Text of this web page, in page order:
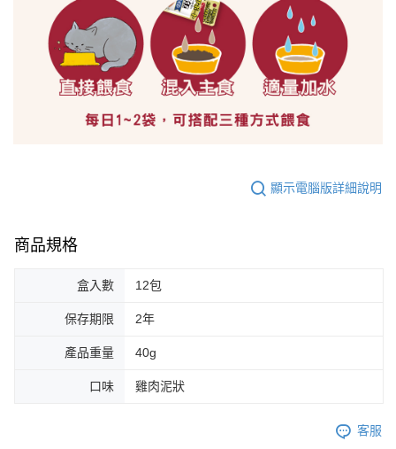
恩沛科技股份有限公司將有權停止該用戶之使用額度並採取法律行動。
顯示電腦版詳細說明
商品規格
盒入數 12包
保存期限 2年
產品重量 40g
口味 雞肉泥狀
客服